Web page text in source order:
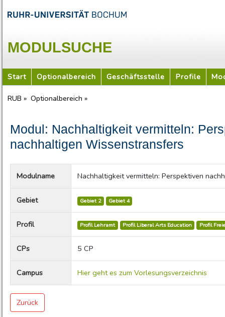
MODULSUCHE
Start Optionalbereich Geschäftsstelle Profile
RUB » Optionalbereich »
Modul: Nachhaltigkeit vermitteln:
nachhaltigen Wissenstransfers
Modulname Nachhaltigkeit vermitteln: Perspektiven
Gebiet Gebiet 2 Gebiet 4
Profil Profil Lehramt Profil Liberal Arts Education Profil
CPs 5 CP
Campus Hier geht es zum Vorlesungsverzeichnis
Zurück